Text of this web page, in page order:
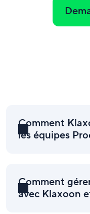
Comment
les équipes
Comment
avec Klaxoon